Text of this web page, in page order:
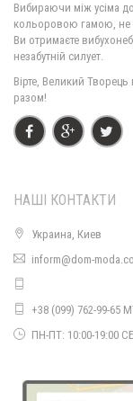
Вибираючи між усіма
кольоровою гамою, не
Ви отримаєте
незабутній силует.
Вірте, Великий
разом!
НАШІ КОНТАКТИ
Украина, Киев
inform@dom-
+38 (099) 762-99-65
ПН-ПТ: 10:00-19:00